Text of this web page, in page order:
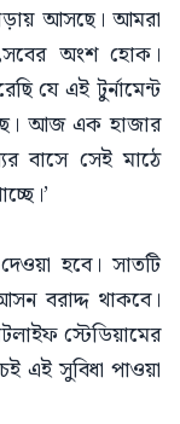
আসছে। আমরা
অংশ হোক।
যে এই টুর্নামেন্ট
আজ এক হাজার
বাসে সেই মাঠে
হবে। সাতটি
বরাদ্দ থাকবে।
স্টেডিয়ামের
এই সুবিধা পাওয়া